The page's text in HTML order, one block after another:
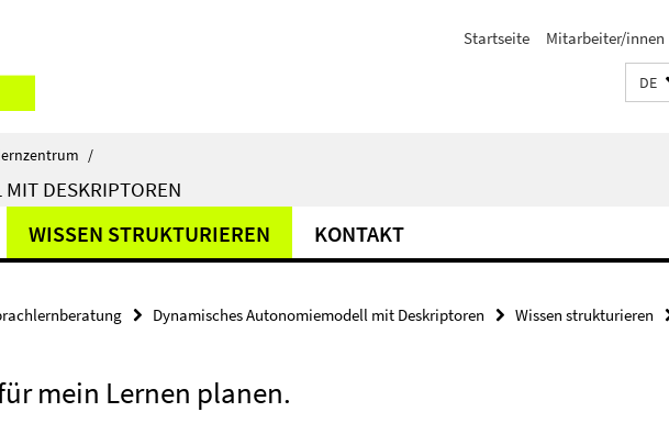
Startseite Mitarbeiter/innen
DE
/
DESKRIPTOREN
WISSEN STRUKTURIEREN KONTAKT
Dynamisches Autonomiemodell mit Deskriptoren Wissen strukturieren
mein Lernen planen.